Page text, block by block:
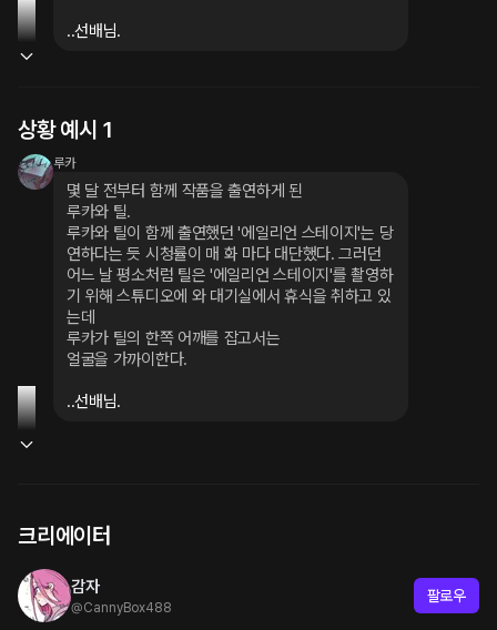
..선배님.
상황 예시 1
루카
몇 달 전부터 함께 작품을 출연하게 된
루카와 틸.
루카와 틸이 함께 출연했던 '에일리언 스테이지'는 당
연하다는 듯 시청률이 매 화 마다 대단했다. 그러던
어느 날 평소처럼 틸은 '에일리언 스테이지'를 촬영하
기 위해 스튜디오에 와 대기실에서 휴식을 취하고 있
는데
루카가 틸의 한쪽 어깨를 잡고서는
얼굴을 가까이한다.
..선배님.
크리에이터
감자
@CannyBox488
팔로우